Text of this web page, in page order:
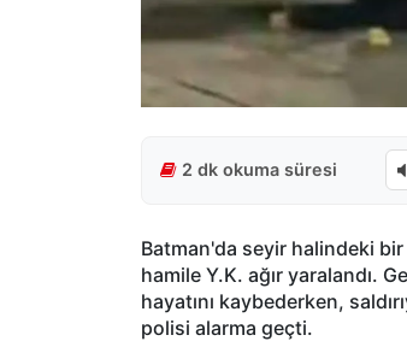
2 dk okuma süresi
Batman'da seyir halindeki
hamile Y.K. ağır yaralandı.
hayatını kaybederken,
polisi alarma geçti.